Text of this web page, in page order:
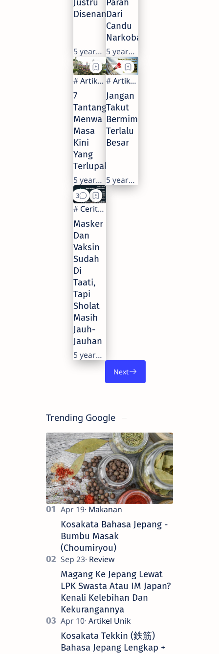
Justru
Disenangi
5 years ago
Parah
Dari
Candu
Narkoba
5 years ago
7
Tantangan
Menwa
Masa
Kini
Yang
Terlupakan
5 years ago
Jangan
Takut
Bermimpi
Terlalu
Besar
5 years ago
Masker
Dan
Vaksin
Sudah
Di
Taati,
Tapi
Sholat
Masih
Jauh-
Jauhan
5 years ago
Trending Google
Kosakata Bahasa Jepang -
Bumbu Masak
(Choumiryou)
Magang Ke Jepang Lewat
LPK Swasta Atau IM Japan?
Kenali Kelebihan Dan
Kekurangannya
Kosakata Tekkin (鉄筋)
Bahasa Jepang Lengkap +